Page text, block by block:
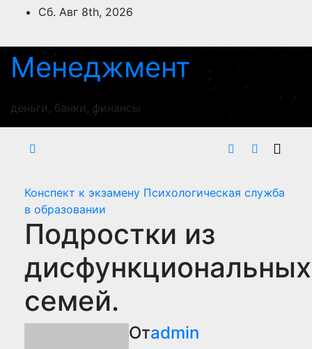
ПерейтиСб. Авг 8th, 2026
Менеджмент
деньги, банки, финансы
Конспект к экзамену Психологическая служба
в образовании
Подростки из
дисфункциональных
семей.
Отadmin